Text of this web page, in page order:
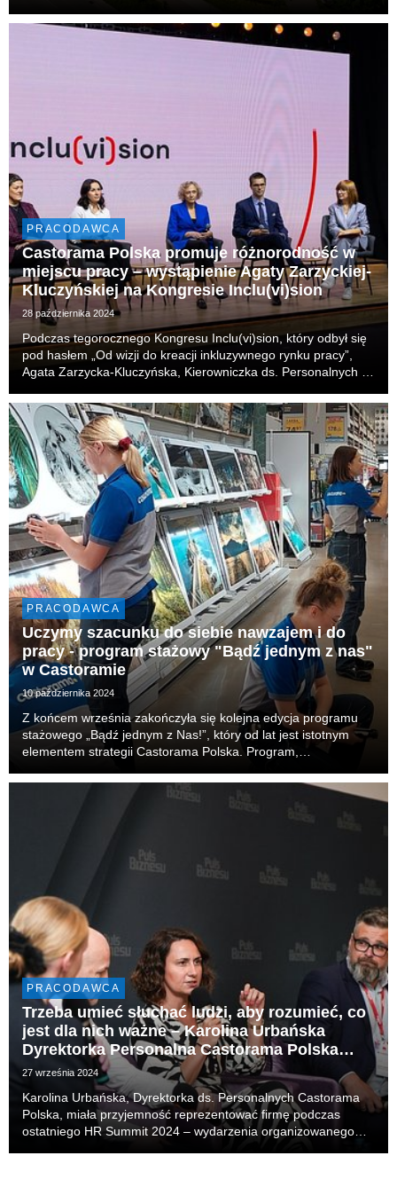
Kooperacja sklepu i łódzkiej placówki...
PRACODAWCA
Castorama Polska promuje różnorodność w
miejscu pracy – wystąpienie Agaty Zarzyckiej-
Kluczyńskiej na Kongresie Inclu(vi)sion
28 października 2024
Podczas tegorocznego Kongresu Inclu(vi)sion, który odbył się
pod hasłem „Od wizji do kreacji inkluzywnego rynku pracy”,
Agata Zarzycka-Kluczyńska, Kierowniczka ds. Personalnych w
firmy w zakresie budowania ink...
PRACODAWCA
Uczymy szacunku do siebie nawzajem i do
pracy - program stażowy "Bądź jednym z nas"
w Castoramie
10 października 2024
Z końcem września zakończyła się kolejna edycja programu
stażowego „Bądź jednym z Nas!”, który od lat jest istotnym
elementem strategii Castorama Polska. Program,
talentów, co roku przyciąga studentów i absolwentó...
PRACODAWCA
Trzeba umieć słuchać ludzi, aby rozumieć, co
jest dla nich ważne – Karolina Urbańska
Dyrektorka Personalna Castorama Polska
podczas konferencji HR Summit 2024
27 września 2024
Karolina Urbańska, Dyrektorka ds. Personalnych Castorama
Polska, miała przyjemność reprezentować firmę podczas
ostatniego HR Summit 2024 – wydarzenia organizowanego